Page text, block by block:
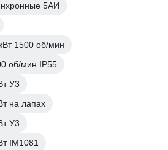
5АИ
1500 об/мин
об/мин IP55
У3
на лапах
У3
IM1081